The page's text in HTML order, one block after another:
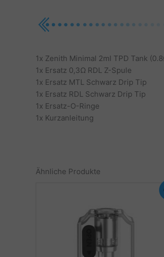
1x Zenith Minimal 2ml TPD Tank
1x Ersatz 0,3Ω RDL Z-Spule
1x Ersatz MTL Schwarz Drip Tip
1x Ersatz RDL Schwarz Drip Tip
1x Ersatz-O-Ringe
1x Kurzanleitung
Ähnliche Produkte